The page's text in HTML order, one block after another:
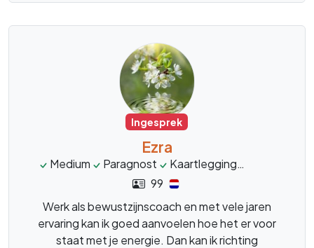
Ingesprek
Ezra
Medium Paragnost Kaartlegging
99
Werk als bewustzijnscoach en met vele jaren
ervaring kan ik goed aanvoelen hoe het er voor
staat met je energie. Dan kan ik richting